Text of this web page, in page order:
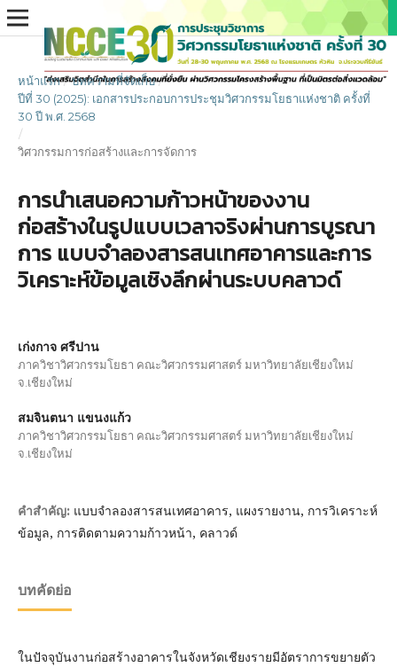
หน้าแรก / บทความที่จัดเก็บ /
ปีที่ 30 (2025): เอกสารประกอบการประชุมวิศวกรรมโยธาแห่งชาติ ครั้งที่
30 ปี พ.ศ. 2568
/
วิศวกรรมการก่อสร้างและการจัดการ
การนำเสนอความก้าวหน้าของงาน
ก่อสร้างในรูปแบบเวลาจริงผ่านการบูรณา
การ แบบจำลองสารสนเทศอาคารและการ
วิเคราะห์ข้อมูลเชิงลึกผ่านระบบคลาวด์
เก่งกาจ ศรีปาน
ภาควิชาวิศวกรรมโยธา คณะวิศวกรรมศาสตร์ มหาวิทยาลัยเชียงใหม่
จ.เชียงใหม่
สมจินตนา แขนงแก้ว
ภาควิชาวิศวกรรมโยธา คณะวิศวกรรมศาสตร์ มหาวิทยาลัยเชียงใหม่
จ.เชียงใหม่
คำสำคัญ: แบบจำลองสารสนเทศอาคาร, แผงรายงาน, การวิเคราะห์
ข้อมูล, การติดตามความก้าวหน้า, คลาวด์
บทคัดย่อ
ในปัจจุบันงานก่อสร้างอาคารในจังหวัดเชียงรายมีอัตราการขยายตัว